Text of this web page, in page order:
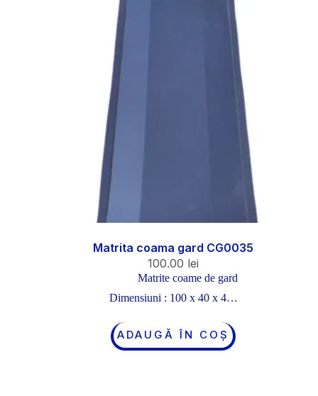
Matrita coama gard CG0035
100.00 lei
Matrite coame de gard
Dimensiuni : 100 x 40 x 4…
ADAUGĂ ÎN COȘ